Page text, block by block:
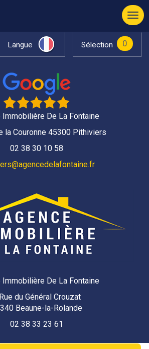
Langue Sélection 0
Immobilière De La Fontaine
la Couronne 45300 Pithiviers
02 38 30 10 58
Immobilière De La Fontaine
du Général Crouzat
Beaune-la-Rolande
02 38 33 23 61